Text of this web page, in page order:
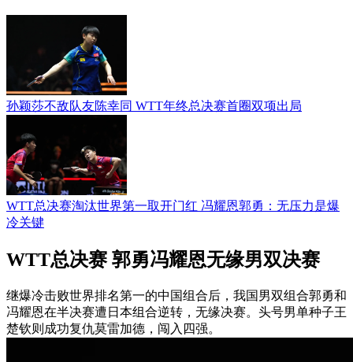
孙颖莎不敌队友陈幸同 WTT年终总决赛首圈双项出局
WTT总决赛淘汰世界第一取开门红 冯耀恩郭勇：无压力是爆
冷关键
WTT总决赛 郭勇冯耀恩无缘男双决赛
继爆冷击败世界排名第一的中国组合后，我国男双组合郭勇和
冯耀恩在半决赛遭日本组合逆转，无缘决赛。头号男单种子王
楚钦则成功复仇莫雷加德，闯入四强。